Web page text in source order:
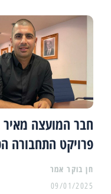
חבר המועצה מאיר
פרויקט התחבורה
09/01/2025